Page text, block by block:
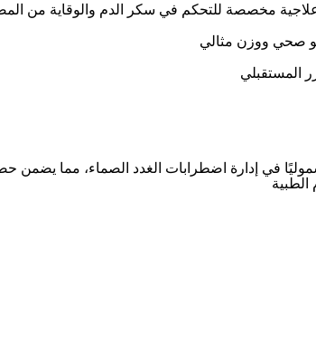
مخصصة للتحكم في سكر الدم والوقاية من
صحي ووزن مثالي
المستقبلي
في إدارة اضطرابات الغدد الصماء، مما يضمن